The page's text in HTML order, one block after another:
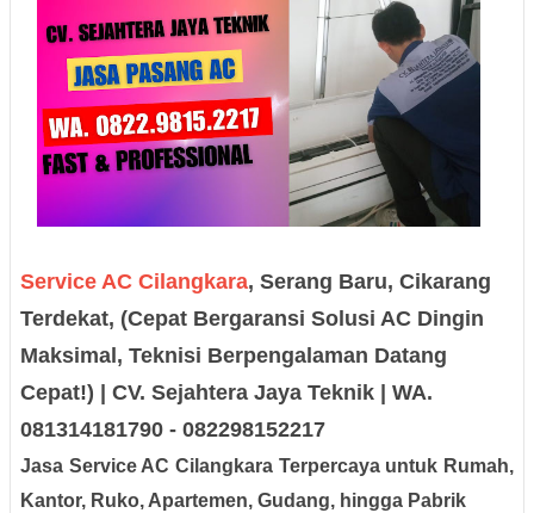
Service AC Cilangkara, Serang Baru, Cikarang
Terdekat, (Cepat Bergaransi Solusi AC Dingin
Maksimal, Teknisi Berpengalaman Datang
Cepat!) | CV. Sejahtera Jaya Teknik | WA.
081314181790 - 082298152217
Jasa Service AC Cilangkara Terpercaya untuk Rumah,
Kantor, Ruko, Apartemen, Gudang, hingga Pabrik